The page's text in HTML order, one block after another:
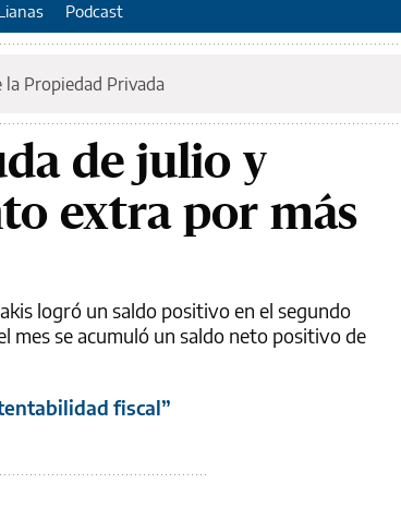
Podcast
la Propiedad Privada
de julio y
extra por más
logró un saldo positivo en el segundo
mes se acumuló un saldo neto positivo de
fiscal”